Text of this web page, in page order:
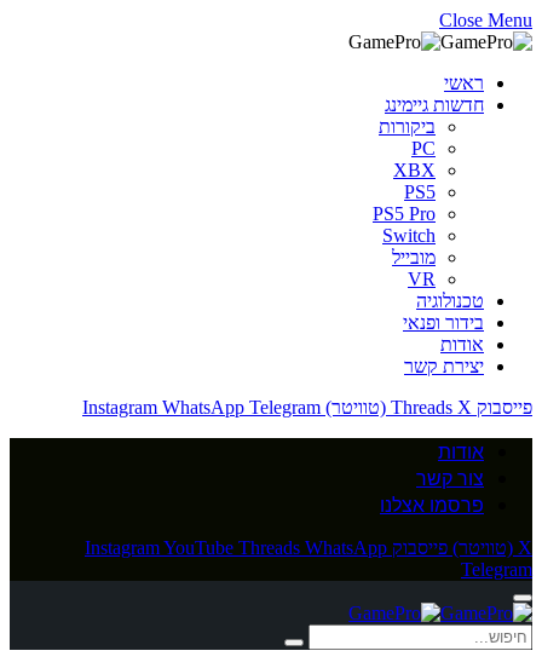
Close Menu
ראשי
חדשות גיימינג
ביקורות
PC
XBX
PS5
PS5 Pro
Switch
מובייל
VR
טכנולוגיה
בידור ופנאי
אודות
יצירת קשר
פייסבוק
Threads X (טוויטר) Instagram WhatsApp Telegram
אודות
צור קשר
פרסמו אצלנו
X (טוויטר) פייסבוק InstagramYouTube Threads WhatsApp
Telegram